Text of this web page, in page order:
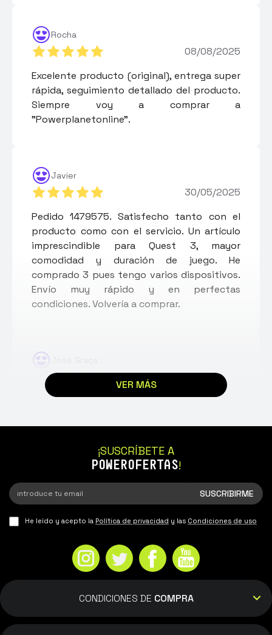
Rocha
08/08/2025
Excelente producto (original), entrega super
rápida, seguimiento detallado del producto.
Siempre voy a comprar a
"Powerplanetonline".
Javier
30/05/2025
Pedido 1479575. Satisfecho tanto con el
producto como con el servicio. Un artículo
imprescindible para Quest 3, mayor
comodidad y duración de juego. He
comprado 3 pues tengo varios dispositivos.
Envío muy rápido y en perfectas
condiciones. Volvería a comprar.
15/12/2024
Muy buena calidad, se adapta
de batería. Entrega rápida y buen servicio.
Pedido 1400261
VER MÁS
¡SUSCRÍBETE A
POWEROFERTAS!
He leído y acepto la Política de privacidad y las Condiciones de uso
CONDICIONES DE COMPRA